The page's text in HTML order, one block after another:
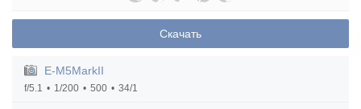
Скачать
E-M5MarkII
f/5.1 1/200 500 34/1